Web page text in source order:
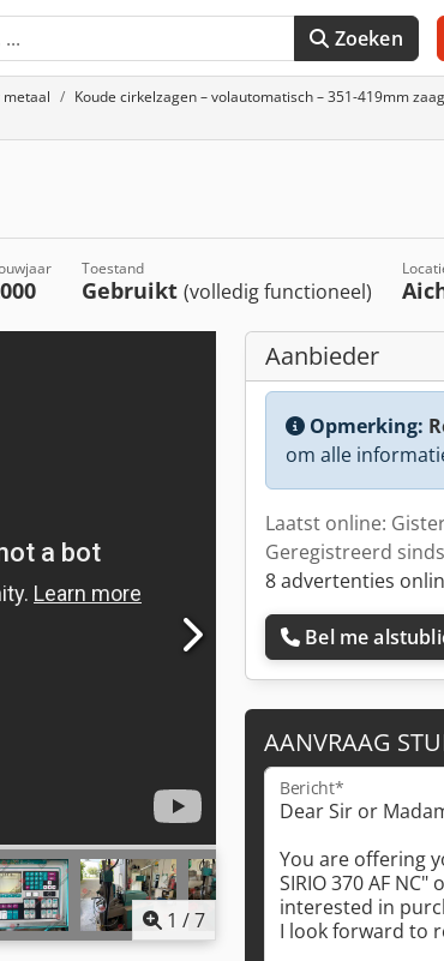
Zoeken
metaal
Koude cirkelzagen – volautomatisch – 351-419mm
Toestand
Gebruikt(volledig functioneel)
1 /7
Aanbieder
Opmerking:
om alle
Laatst online:
Geregistreerd
8 advertenties
Bel me
AANVRAAG
Bericht*